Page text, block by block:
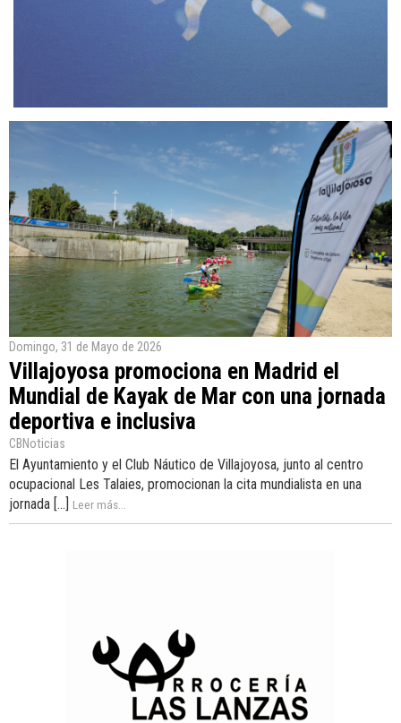
Domingo, 31 de Mayo de 2026
Villajoyosa promociona en Madrid el
Mundial de Kayak de Mar con una jornada
deportiva e inclusiva
CBNoticias
El Ayuntamiento y el Club Náutico de Villajoyosa, junto al centro
ocupacional Les Talaies, promocionan la cita mundialista en una
jornada [...]
Leer más...